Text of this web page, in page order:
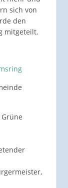
sich von
den
mitgeteilt.